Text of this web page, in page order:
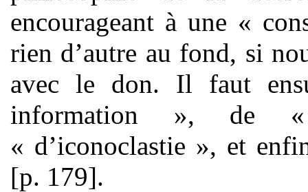
encourageant à une «
rien d’autre au fond, si
avec le don. Il faut
information », de «
« d’iconoclastie », et
[p. 179].